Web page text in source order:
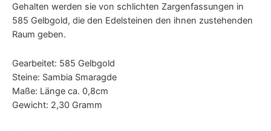
Gehalten werden sie von schlichten Zargenfassungen in
585 Gelbgold, die den Edelsteinen den ihnen zustehenden
Raum geben.
Gearbeitet: 585 Gelbgold
Steine: Sambia Smaragde
Maße: Länge ca. 0,8cm
Gewicht: 2,30 Gramm